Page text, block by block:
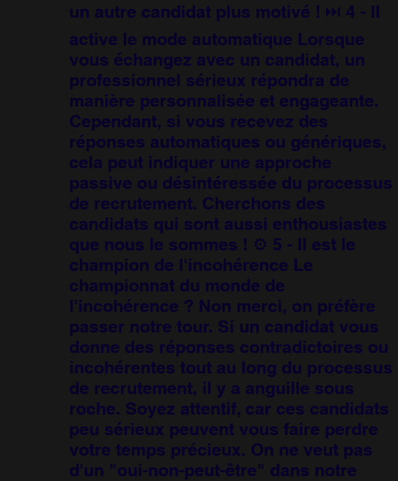
un autre candidat plus motivé ! ⏭️ 4 - Il
active le mode automatique Lorsque
vous échangez avec un candidat, un
professionnel sérieux répondra de
manière personnalisée et engageante.
Cependant, si vous recevez des
réponses automatiques ou génériques,
cela peut indiquer une approche
passive ou désintéressée du processus
de recrutement. Cherchons des
candidats qui sont aussi enthousiastes
que nous le sommes ! ⚙️ 5 - Il est le
champion de l'incohérence Le
championnat du monde de
l'incohérence ? Non merci, on préfère
passer notre tour. Si un candidat vous
donne des réponses contradictoires ou
incohérentes tout au long du processus
de recrutement, il y a anguille sous
roche. Soyez attentif, car ces candidats
peu sérieux peuvent vous faire perdre
votre temps précieux. On ne veut pas
d'un "oui-non-peut-être" dans notre